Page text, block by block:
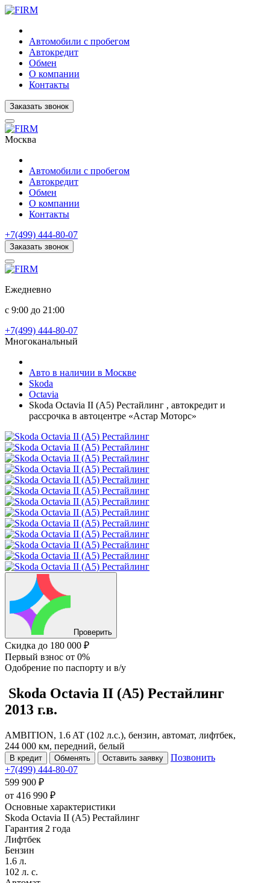
Автомобили с пробегом
Автокредит
Обмен
О компании
Контакты
Заказать звонок
Москва
Автомобили с пробегом
Автокредит
Обмен
О компании
Контакты
+7(499) 444-80-07
Заказать звонок
Ежедневно
с 9:00 до 21:00
+7(499) 444-80-07
Многоканальный
Авто в наличии в Москве
Skoda
Octavia
Skoda Octavia II (A5) Рестайлинг , автокредит и
рассрочка в автоцентре «Астар Моторс»
Проверить
Скидка до 180 000 ₽
Первый взнос от 0%
Одобрение по паспорту и в/у
Skoda Octavia II (A5) Рестайлинг
2013 г.в.
AMBITION, 1.6 AT (102 л.с.), бензин, автомат, лифтбек,
244 000 км, передний, белый
В кредит Обменять Оставить заявку
Позвонить
+7(499) 444-80-07
599 900 ₽
от 416 990 ₽
Основные характеристики
Skoda Octavia II (A5) Рестайлинг
Гарантия 2 года
Лифтбек
Бензин
1.6 л.
102 л. с.